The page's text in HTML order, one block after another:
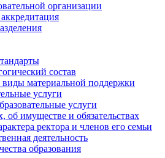
организации
состав
материальной поддержки
услуги
услуги
об имуществе и обязательствах
ректора и членов его семьи
деятельность
образования